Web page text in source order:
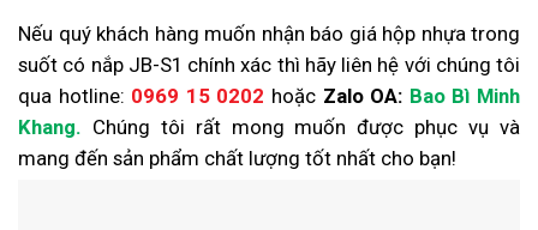
Nếu quý khách hàng muốn nhận báo giá hộp nhựa trong
suốt có nắp JB-S1 chính xác thì hãy liên hệ với chúng tôi
qua hotline: 0969 15 0202 hoặc Zalo OA: Bao Bì Minh
Khang. Chúng tôi rất mong muốn được phục vụ và
mang đến sản phẩm chất lượng tốt nhất cho bạn!